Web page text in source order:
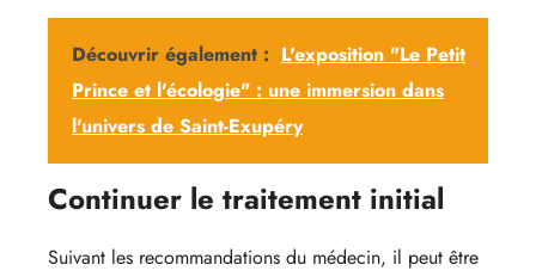
Découvrir également : L'exposition "Le Petit
Prince et l'écologie" : une immersion dans
l'univers de Saint-Exupéry
Continuer le traitement initial
Suivant les recommandations du médecin, il peut être